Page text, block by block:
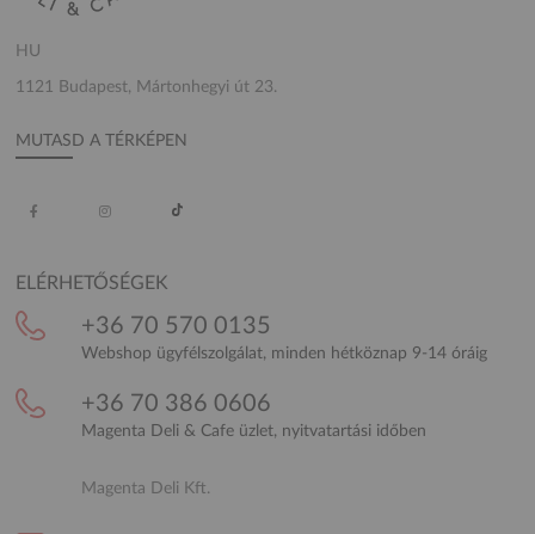
HU
1121 Budapest, Mártonhegyi út 23.
MUTASD A TÉRKÉPEN
ELÉRHETŐSÉGEK
+36 70 570 0135
Webshop ügyfélszolgálat, minden hétköznap 9-14 óráig
+36 70 386 0606
Magenta Deli & Cafe üzlet, nyitvatartási időben
Magenta Deli Kft.